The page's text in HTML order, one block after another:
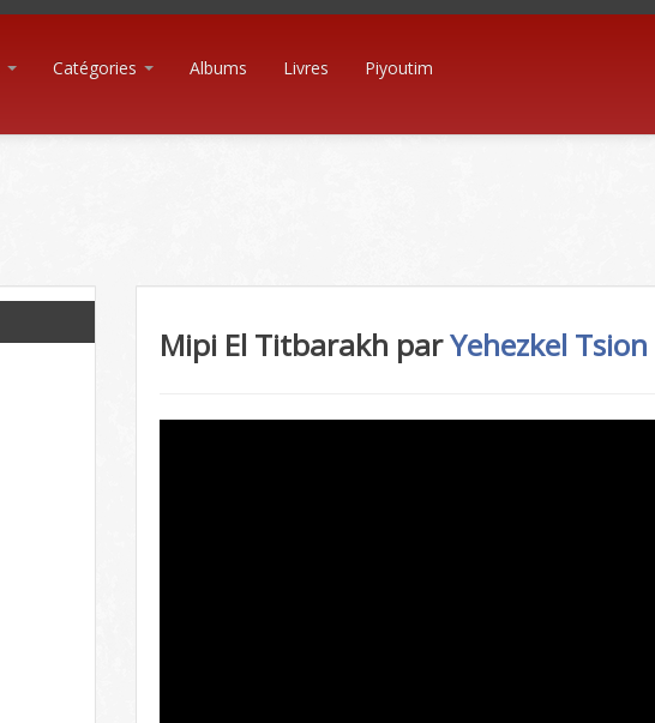
Catégories Albums Livres Piyoutim
Mipi El Titbarakh parYehezkel Tsion